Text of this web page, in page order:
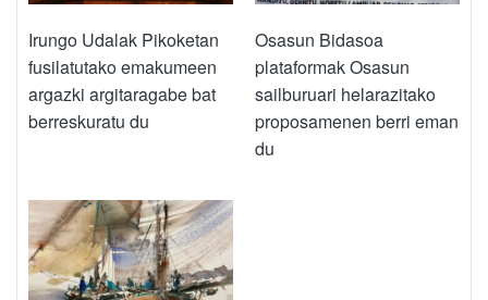
Irungo Udalak Pikoketan
fusilatutako emakumeen
argazki argitaragabe bat
berreskuratu du
Osasun Bidasoa
plataformak Osasun
sailburuari helarazitako
proposamenen berri eman
du